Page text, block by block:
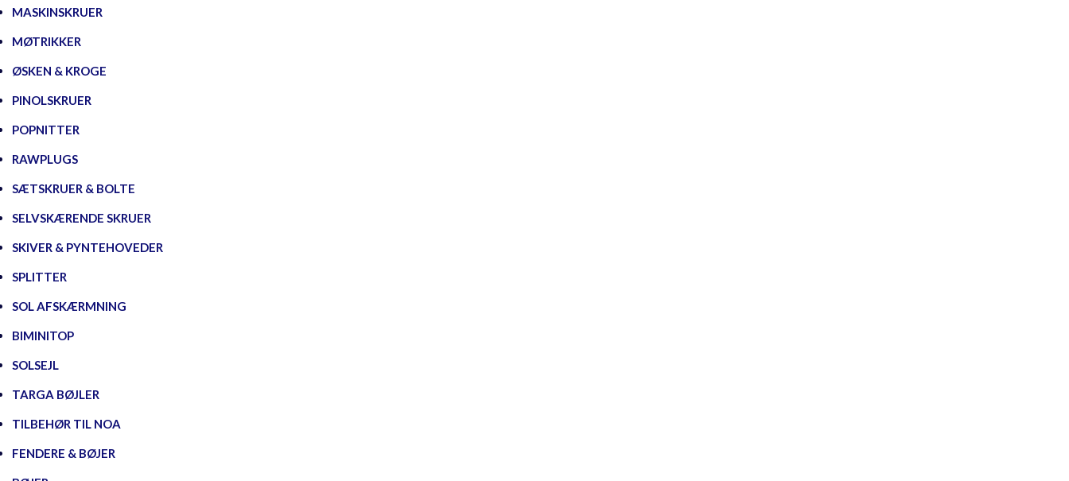
MASKINSKRUER
MØTRIKKER
ØSKEN & KROGE
PINOLSKRUER
POPNITTER
RAWPLUGS
SÆTSKRUER & BOLTE
SELVSKÆRENDE SKRUER
SKIVER & PYNTEHOVEDER
SPLITTER
SOL AFSKÆRMNING
BIMINITOP
SOLSEJL
TARGA BØJLER
TILBEHØR TIL NOA
FENDERE & BØJER